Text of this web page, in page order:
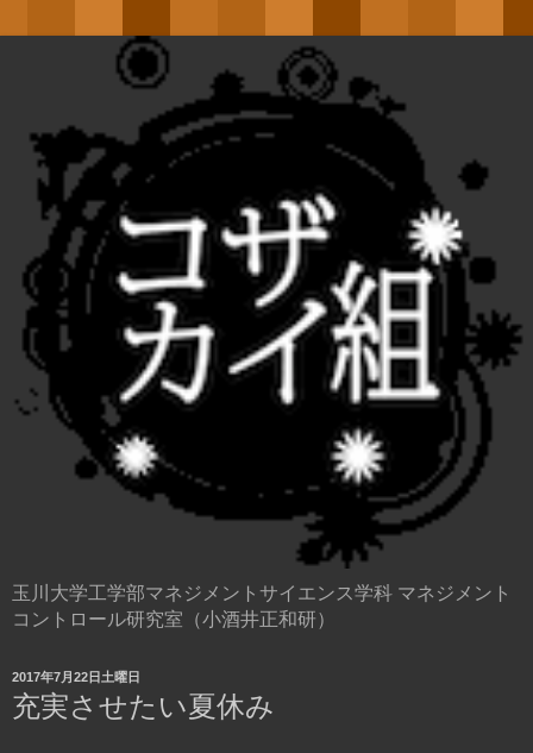
玉川大学工学部マネジメントサイエンス学科 マネジメント
コントロール研究室（小酒井正和研）
2017年7月22日土曜日
充実させたい夏休み